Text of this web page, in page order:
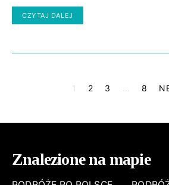
CZYTAJ DALEJ
1 2 3 8
Znalezione na mapie